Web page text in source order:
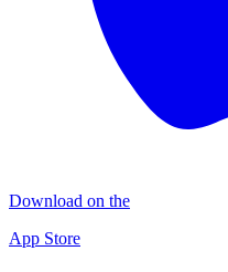
Download on the
App Store